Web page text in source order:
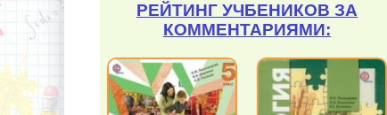
РЕЙТИНГ УЧБЕНИКОВ ЗА
КОММЕНТАРИЯМИ: